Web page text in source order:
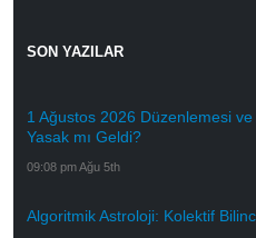
SON YAZILAR
1 Ağustos 2026 Düzenlemesi
Yasak mı Geldi?
09:08 pm Ağu 5th
Algoritmik Astroloji: Kolektif